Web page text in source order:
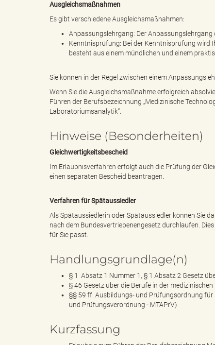
n
a
d
s
Ausgleichsmaßnahmen
Es gibt verschiedene Ausgleichsmaßnahmen:
Anpassungslehrgang: Der
Kenntnisprüfung: Bei der Kenntnisprüfung wird
besteht aus einem mündlichen und einem
Sie können in der Regel zwischen einem
Wenn Sie die Ausgleichsmaßnahme erfolgreich
Führen der Berufsbezeichnung „Medizinische
Laboratoriumsanalytik“.
Hinweise (Besonderheiten)
Gleichwertigkeitsbescheid
Im Erlaubnisverfahren erfolgt auch die Prüfung der
einen separaten Bescheid beantragen.
Verfahren für Spätaussiedler
Als Spätaussiedlerin oder Spätaussiedler können Sie
nach dem Bundesvertriebenengesetz durchlaufen.
für Sie passt.
Handlungsgrundlage(n)
§ 1 Absatz 1 Nummer 1, § 1 Absatz 2 Gesetz
§ 46 Gesetz über die Berufe in der
§§ 59 ff. Ausbildungs- und Prüfungsordnung für
und Prüfungsverordnung - MTAPrV)
Kurzfassung